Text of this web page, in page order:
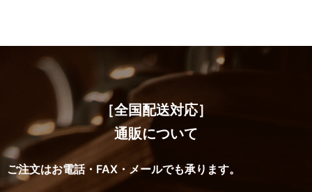
［全国配送対応］
通販について
ご注文はお電話・FAX・メールでも承ります。